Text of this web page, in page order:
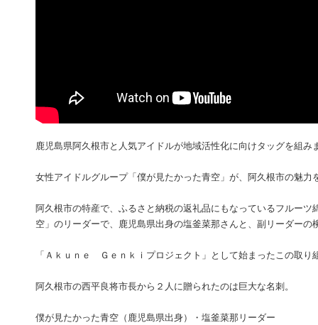
鹿児島県阿久根市と人気アイドルが地域活性化に向けタッグを組み
女性アイドルグループ「僕が見たかった青空」が、阿久根市の魅
阿久根市の特産で、ふるさと納税の返礼品にもなっているフルー
空」のリーダーで、鹿児島県出身の塩釜菜那さんと、副リーダーの
「Ａｋｕｎｅ Ｇｅｎｋｉプロジェクト」として始まったこの取
阿久根市の西平良将市長から２人に贈られたのは巨大な名刺。
僕が見たかった青空（鹿児島県出身）・塩釜菜那リーダー